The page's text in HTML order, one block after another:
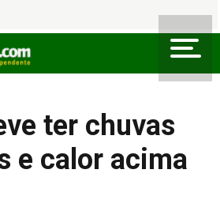
ter chuvas
e calor acima